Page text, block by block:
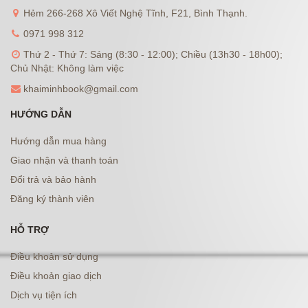
Hẻm 266-268 Xô Viết Nghệ Tĩnh, F21, Bình Thạnh.
0971 998 312
Thứ 2 - Thứ 7: Sáng (8:30 - 12:00); Chiều (13h30 - 18h00);
Chủ Nhật: Không làm việc
khaiminhbook@gmail.com
HƯỚNG DẪN
Hướng dẫn mua hàng
Giao nhận và thanh toán
Đổi trả và bảo hành
Đăng ký thành viên
HỖ TRỢ
Điều khoản sử dụng
Điều khoản giao dịch
Dịch vụ tiện ích